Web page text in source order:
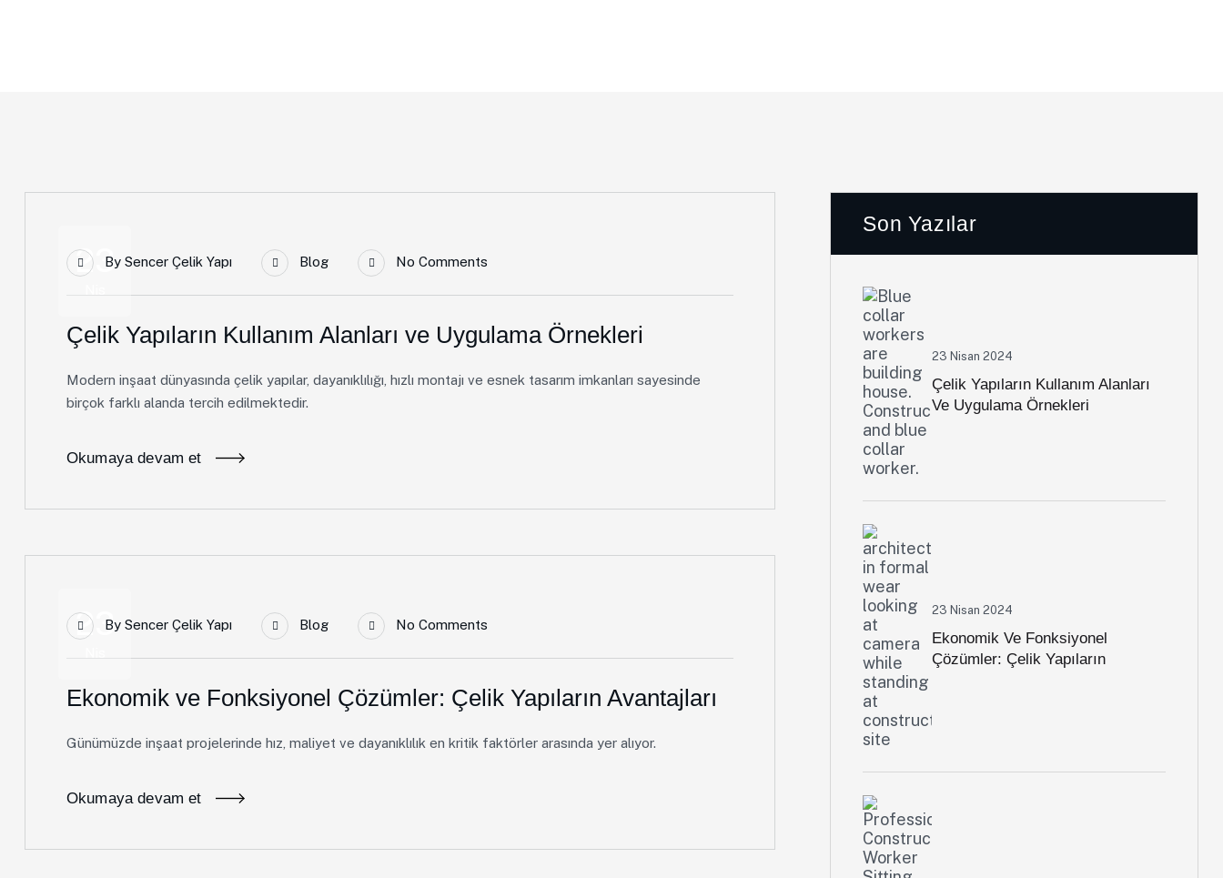
23By Sencer Çelik Yapı Blog No Comments
Çelik Yapıların Kullanım Alanları ve Uygulama Örnekleri
Modern inşaat dünyasında çelik yapılar, dayanıklılığı, hızlı montajı ve esnek tasarım imkanları sayesinde
birçok farklı alanda tercih edilmektedir.
Okumaya devam et
23By Sencer Çelik Yapı Blog No Comments
Ekonomik ve Fonksiyonel Çözümler: Çelik Yapıların Avantajları
Günümüzde inşaat projelerinde hız, maliyet ve dayanıklılık en kritik faktörler arasında yer alıyor.
Okumaya devam et
Son Yazılar
23 Nisan 2024
Çelik Yapıların Kullanım Alanları
Ve Uygulama Örnekleri
23 Nisan 2024
Ekonomik Ve Fonksiyonel
Çözümler: Çelik Yapıların